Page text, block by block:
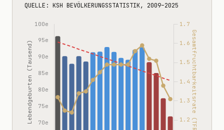
QUELLE: KSH BEVÖLKERUNGSSTATISTIK, 2009–2025